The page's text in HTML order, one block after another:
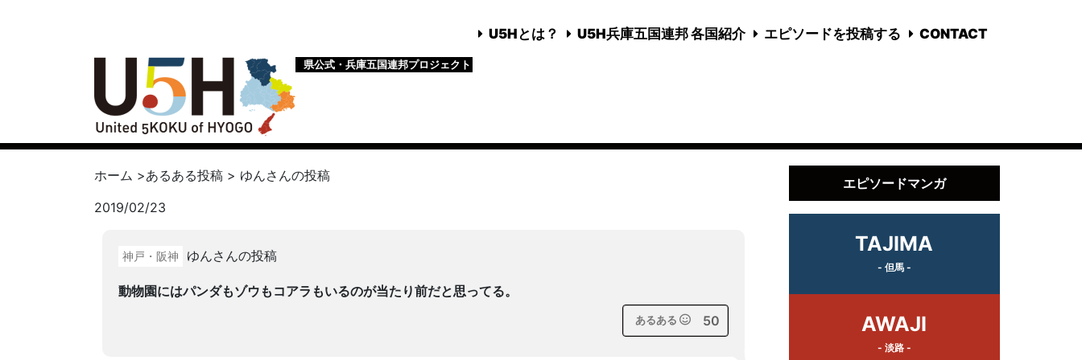
U5Hとは？ U5H兵庫五国連邦 各国紹介 エピソードを投稿する CONTACT
県公式・兵庫五国連邦プロジェクト
ホーム >あるある投稿 > ゆんさんの投稿
2019/02/23
神戸・阪神 ゆんさんの投稿
動物園にはパンダもゾウもコアラもいるのが当たり前だと思ってる。
あるある 50
エピソードマンガ
TAJIMA
- 但馬 -
AWAJI
- 淡路 -